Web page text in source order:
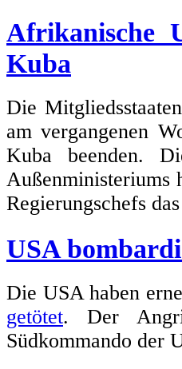
Afrikanische
Kuba
Die
am vergangenen
Kuba beenden.
Außenministeriums
Regierungschefs
USA
Die USA haben
getötet. Der
Südkommando der